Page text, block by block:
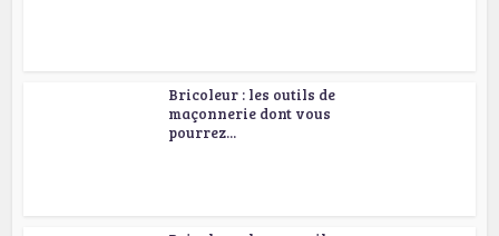
Bricoleur : les outils de
maçonnerie dont vous
pourrez...